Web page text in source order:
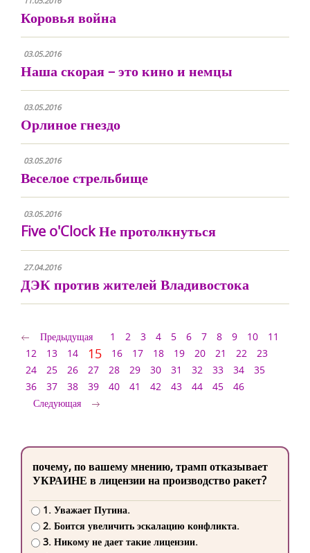
Коровья война
03.05.2016
Наша скорая – это кино и немцы
03.05.2016
Орлиное гнездо
03.05.2016
Веселое стрельбище
03.05.2016
Five o'Clock Не протолкнуться
27.04.2016
ДЭК против жителей Владивостока
Предыдущая 1 2 3 4 5 6 7 8 9 10
11
12
13 14 15 16 17 18 19 20 21 22
23
24
25 26 27 28 29 30 31 32 33 34
35
36
37 38 39 40 41 42 43 44 45
46
Следующая
почему, по вашему мнению, трамп отказывает
УКРАИНЕ в лицензии на производство ракет?
1. Уважает Путина.
2. Боится увеличить эскалацию конфликта.
3. Никому не дает такие лицензии.